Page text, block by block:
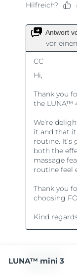
LUNA™ mini 3